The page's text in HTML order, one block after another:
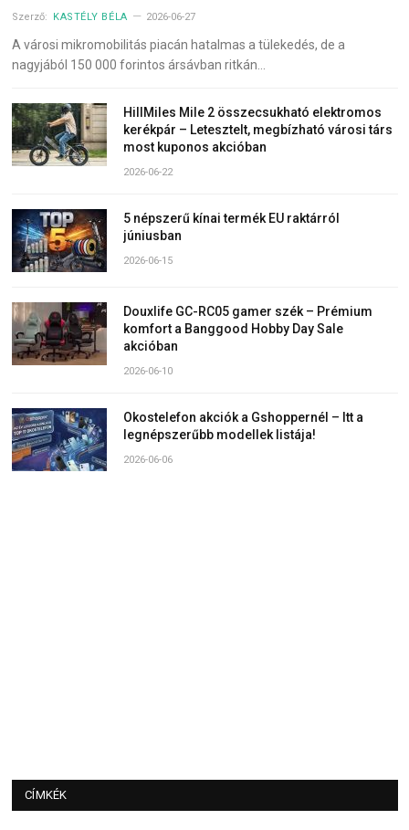
Szerző: KASTÉLY BÉLA 2026-06-27
A városi mikromobilitás piacán hatalmas a tülekedés, de a
nagyjából 150 000 forintos ársávban ritkán…
HillMiles Mile 2 összecsukható elektromos
kerékpár – Letesztelt, megbízható városi társ
most kuponos akcióban
2026-06-22
5 népszerű kínai termék EU raktárról
júniusban
2026-06-15
Douxlife GC-RC05 gamer szék – Prémium
komfort a Banggood Hobby Day Sale
akcióban
2026-06-10
Okostelefon akciók a Gshoppernél – Itt a
legnépszerűbb modellek listája!
2026-06-06
CÍMKÉK